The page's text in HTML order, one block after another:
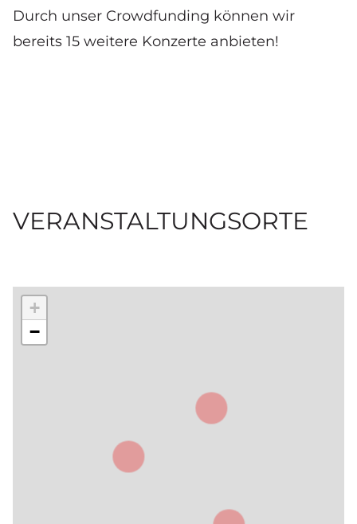
Durch unser Crowdfunding können wir
bereits 15 weitere Konzerte anbieten!
VERANSTALTUNGSORTE
+
−